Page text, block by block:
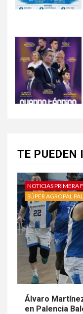
TE PUEDEN
NOTICIAS PRIMERA
SÚPER AGROPAL
Álvaro
en Palencia